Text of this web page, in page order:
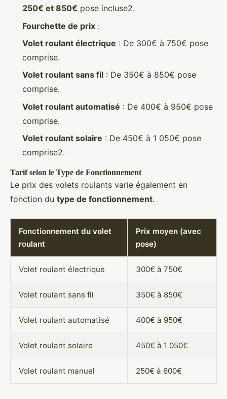
250€ et 850€ pose incluse2.
Fourchette de prix :
Volet roulant électrique : De 300€ à 750€ pose
comprise.
Volet roulant sans fil : De 350€ à 850€ pose
comprise.
Volet roulant automatisé : De 400€ à 950€ pose
comprise.
Volet roulant solaire : De 450€ à 1 050€ pose
comprise2.
Tarif selon le Type de Fonctionnement
Le prix des volets roulants varie également en
fonction du type de fonctionnement.
Fonctionnement du volet
roulant
Prix moyen (avec
pose)
Volet roulant électrique 300€ à 750€
Volet roulant sans fil 350€ à 850€
Volet roulant automatisé 400€ à 950€
Volet roulant solaire 450€ à 1 050€
Volet roulant manuel 250€ à 600€